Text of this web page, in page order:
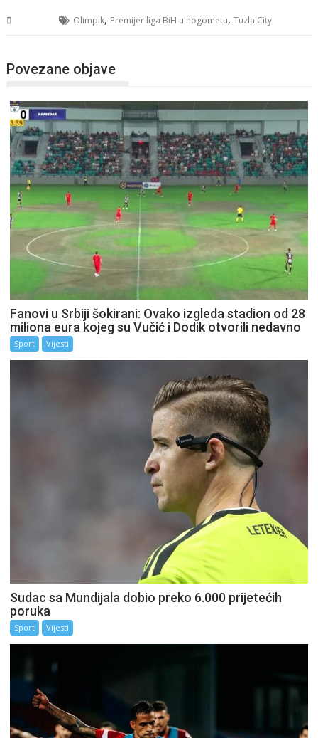
Olimpik, Premijer liga BiH u nogometu,Tuzla City
Povezane objave
Fanovi u Srbiji šokirani: Ovako izgleda stadion od 28
miliona eura kojeg su Vučić i Dodik otvorili nedavno
Sport Vijesti
Sudac sa Mundijala dobio preko 6.000 prijetećih
poruka
Sport Vijesti